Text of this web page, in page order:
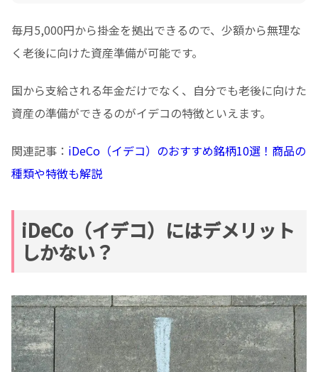
毎月5,000円から掛金を拠出できるので、少額から無理な
く老後に向けた資産準備が可能です。
国から支給される年金だけでなく、自分でも老後に向けた
資産の準備ができるのがイデコの特徴といえます。
関連記事： iDeCo（イデコ）のおすすめ銘柄10選！商品の
種類や特徴も解説
iDeCo（イデコ）にはデメリット
しかない？